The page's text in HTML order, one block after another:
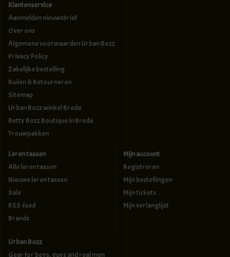
Klantenservice
Aanmelden nieuwsbrief
Over ons
Algemene voorwaarden Urban Bozz
Privacy Policy
Zakelijke bestelling
Ruilen & Retourneren
Sitemap
Urban Bozz winkel Breda
Betty Bozz Boutique in Breda
Trouwpakken
Leren tassen
Alle leren tassen
Nieuwe leren tassen
Sale
RSS-feed
Brands
Mijn account
Registreren
Mijn bestellingen
Mijn tickets
Mijn verlanglijst
Urban Bozz
Gear for boys, guys and real men